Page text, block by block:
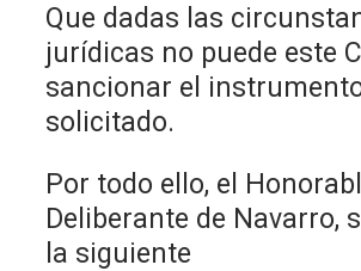
Que dadas las
jurídicas no puede este
sancionar el
solicitado.
Por todo ello, el
Deliberante de Navarro,
la siguiente